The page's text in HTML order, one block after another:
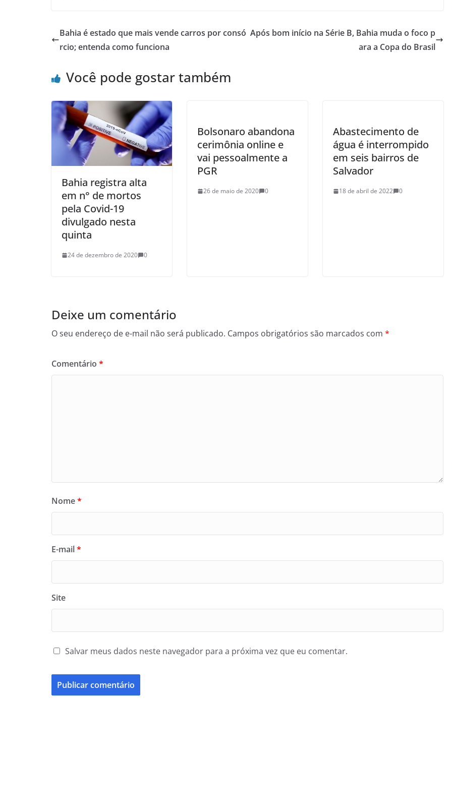
Bahia é estado que mais vende carros por consó
rcio; entenda como funciona
Após bom início na Série B, Bahia muda o foco p
ara a Copa do Brasil
Você pode gostar também
Bahia registra alta
em n° de mortos
pela Covid-19
divulgado nesta
quinta
24 de dezembro de 2020 0
Bolsonaro abandona
cerimônia online e
vai pessoalmente a
PGR
26 de maio de 2020 0
Abastecimento de
água é interrompido
em seis bairros de
Salvador
18 de abril de 2022 0
Deixe um comentário
O seu endereço de e-mail não será publicado. Campos obrigatórios são marcados com *
Comentário *
Nome*
E-mail*
Site
Salvar meus dados neste navegador para a próxima vez que eu comentar.